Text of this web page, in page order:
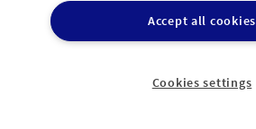
Accept all cookies
Cookies settings